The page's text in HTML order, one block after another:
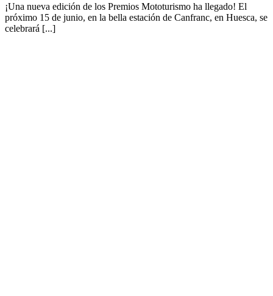
¡Una nueva edición de los Premios Mototurismo ha llegado! El
próximo 15 de junio, en la bella estación de Canfranc, en Huesca, se
celebrará [...]